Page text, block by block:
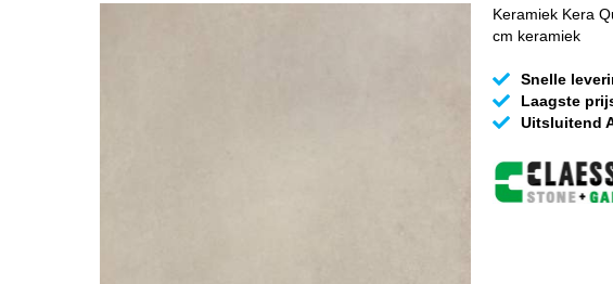
Keramiek Kera
cm keramiek
Snelle
Laagste
Uitsluitend